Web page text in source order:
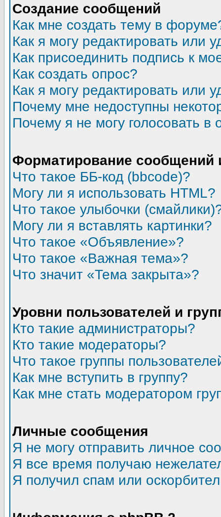
Создание сообщений
Как мне создать тему в
Как я могу редактировать или
Как присоединить подпись к
Как создать опрос?
Как я могу редактировать или
Почему мне недоступны
Почему я не могу голосовать в
Форматирование сообщений
Что такое ББ-код (bbcode)?
Могу ли я использовать HTML?
Что такое улыбочки
Могу ли я вставлять картинки?
Что такое «Объявление»?
Что такое «Важная тема»?
Что значит «Тема закрыта»?
Уровни пользователей и
Кто такие администраторы?
Кто такие модераторы?
Что такое группы
Как мне вступить в группу?
Как мне стать модератором
Личные сообщения
Я не могу отправить личное
Я все время получаю
Я получил спам или